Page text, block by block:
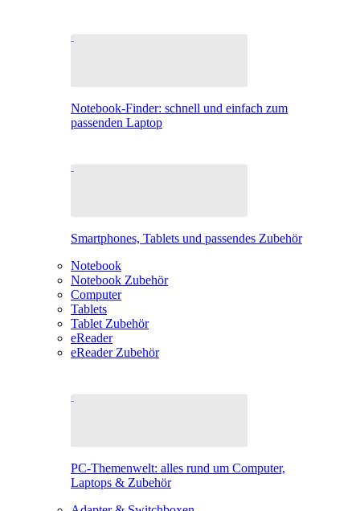
Notebook-Finder: schnell und einfach zum
passenden Laptop
Smartphones, Tablets und passendes Zubehör
Notebook
Notebook Zubehör
Computer
Tablets
Tablet Zubehör
eReader
eReader Zubehör
PC-Themenwelt: alles rund um Computer,
Laptops & Zubehör